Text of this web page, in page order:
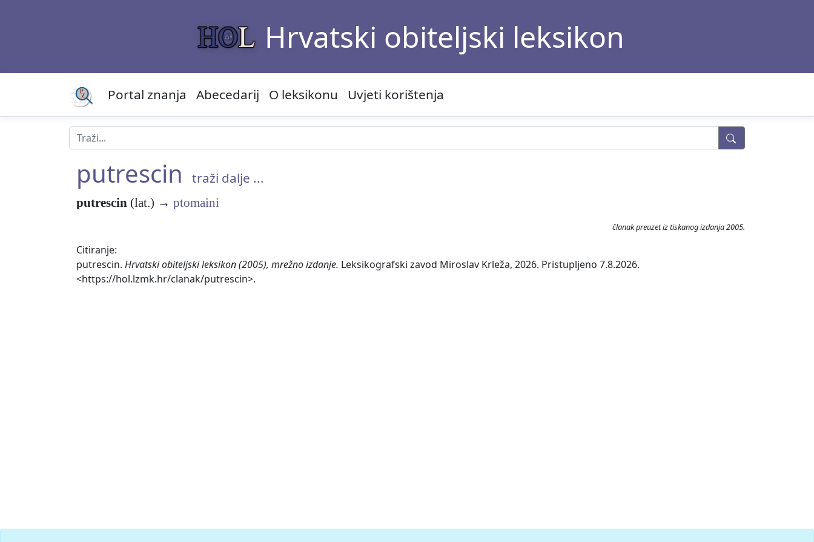
Hrvatski obiteljski leksikon
Portal znanja Abecedarij O leksikonu Uvjeti korištenja
putrescin traži dalje ...
putrescin (lat.) → ptomaini
članak preuzet iz tiskanog izdanja 2005.
Citiranje:
putrescin. Hrvatski obiteljski leksikon (2005), mrežno izdanje. Leksikografski zavod Miroslav Krleža, 2026. Pristupljeno 7.8.2026.
<https://hol.lzmk.hr/clanak/putrescin>.